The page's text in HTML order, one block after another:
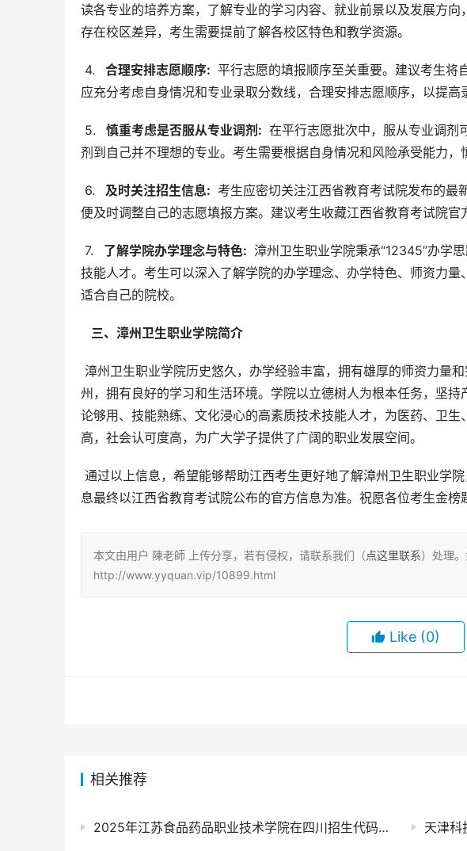
读各专业的培养方案，了解专业的学习内容、就业前景以及发展方
存在校区差异，考生需要提前了解各校区特色和教学资源。
4.
  合理安排志愿顺序:
平行志愿的填报顺序至关重要。建议考生将
应充分考虑自身情况和专业录取分数线，合理安排志愿顺序，以提高
5.
  慎重考虑是否服从专业调剂:
在平行志愿批次中，服从专业调剂
剂到自己并不理想的专业。考生需要根据自身情况和风险承受能力，
6.
  及时关注招生信息:
考生应密切关注江西省教育考试院发布的最
便及时调整自己的志愿填报方案。建议考生收藏江西省教育考试院官
7.
  了解学院办学理念与特色:
漳州卫生职业学院秉承“12345”办学
技能人才。考生可以深入了解学院的办学理念、办学特色、师资力
适合自己的院校。
  三、漳州卫生职业学院简介
州，拥有良好的学习和生活环境。学院以立德树人为根本任务，坚
论够用、技能熟练、文化浸心的高素质技术技能人才，为医药、卫
高，社会认可度高，为广大学子提供了广阔的职业发展空间。
息最终以江西省教育考试院公布的官方信息为准。祝愿各位考生金榜
本文由用户 陳老師 上传分享，若有侵权，请联系我们（点这里联系）处理
http://www.yyquan.vip/10899.html
Like (0)
相关推荐
2025年江苏食品药品职业技术学院在四川招生代码及专业代码 天津科